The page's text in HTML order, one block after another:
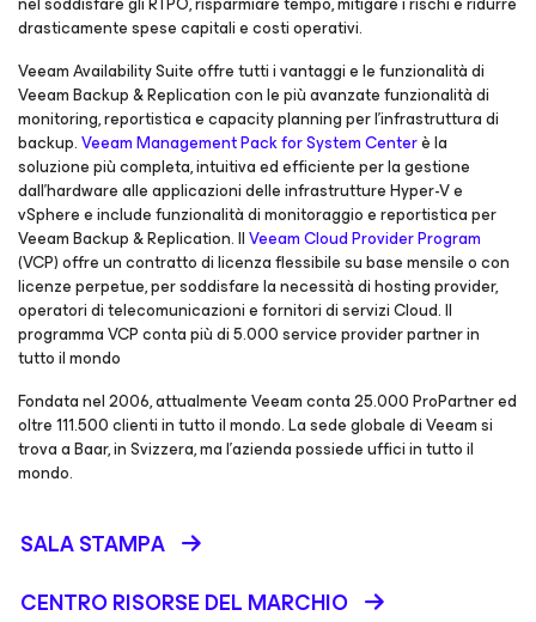
drasticamente spese capitali e costi operativi.
Veeam Availability Suite offre tutti i vantaggi e le funzionalità di
Veeam Backup & Replication con le più avanzate funzionalità di
monitoring, reportistica e capacity planning per l’infrastruttura di
backup.Veeam Management Pack for System Centerè la
soluzione più completa, intuitiva ed efficiente per la gestione
dall’hardware alle applicazioni delle infrastrutture Hyper-V e
vSphere e include funzionalità di monitoraggio e reportistica per
Veeam Backup & Replication. IlVeeam Cloud Provider Program
(VCP) offre un contratto di licenza flessibile su base mensile o con
licenze perpetue, per soddisfare la necessità di hosting provider,
operatori di telecomunicazioni e fornitori di servizi Cloud. Il
programma VCP conta più di 5.000 service provider partner in
tutto il mondo
Fondata nel 2006, attualmente Veeam conta 25.000 ProPartner ed
oltre 111.500 clienti in tutto il mondo. La sede globale di Veeam si
trova a Baar, in Svizzera, ma l’azienda possiede uffici in tutto il
mondo.
SALA STAMPA
CENTRO RISORSE DEL MARCHIO